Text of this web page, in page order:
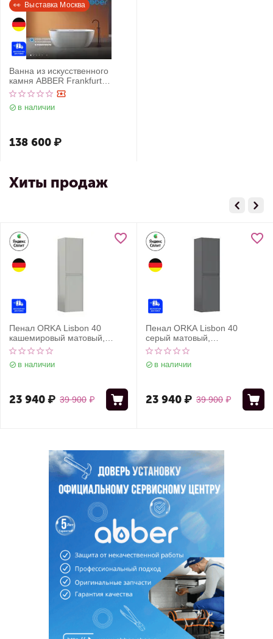
👀  Выставка Москва
Ванна из искусственного
камня ABBER Frankfurt
AM9941 белая матовая
в наличии
138 600₽
Хиты продаж
Пенал ORKA Lisbon 40
кашемировый матовый,
универсальный
в наличии
39 900 ₽
23 940₽
Пенал ORKA Lisbon 40
серый матовый,
универсальный
в наличии
39 900 ₽
23 940₽